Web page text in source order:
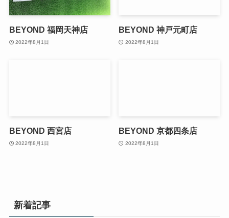
BEYOND 福岡天神店
2022年8月1日
BEYOND 神戸元町店
2022年8月1日
BEYOND 西宮店
2022年8月1日
BEYOND 京都四条店
2022年8月1日
新着記事